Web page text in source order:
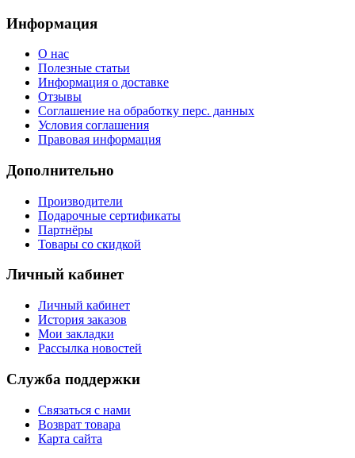
Информация
О нас
Полезные статьи
Информация о доставке
Отзывы
Соглашение на обработку перс. данных
Условия соглашения
Правовая информация
Дополнительно
Производители
Подарочные сертификаты
Партнёры
Товары со скидкой
Личный кабинет
Личный кабинет
История заказов
Мои закладки
Рассылка новостей
Служба поддержки
Связаться с нами
Возврат товара
Карта сайта